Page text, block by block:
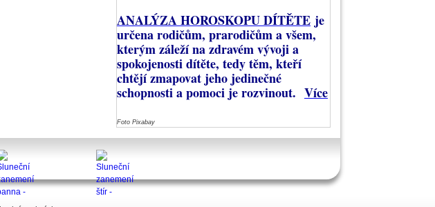
ANALÝZA HOROSKOPU DÍTĚTE je
určena rodičům, prarodičům a všem,
kterým záleží na zdravém vývoji a
spokojenosti dítěte, tedy těm, kteří
chtějí zmapovat jeho jedinečné
schopnosti a pomoci je rozvinout. Více
Foto Pixabay